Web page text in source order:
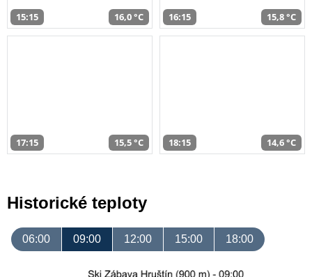
15:15 16,0 °C 16:15 15,8 °C
17:15 15,5 °C 18:15 14,6 °C
Historické teploty
06:00 09:00 12:00 15:00 18:00